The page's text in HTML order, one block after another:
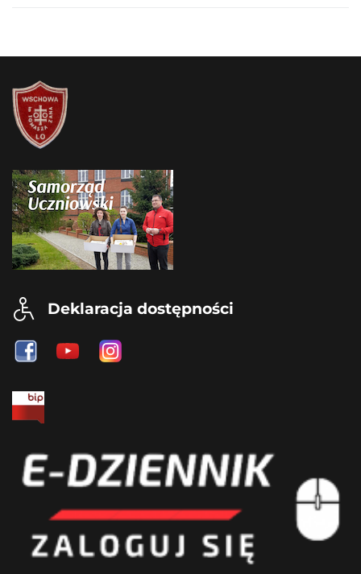
Deklaracja dostępności